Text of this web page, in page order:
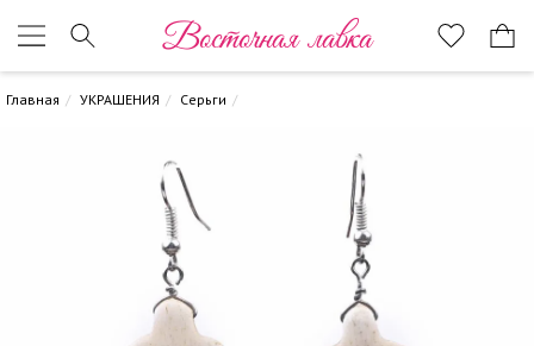
Восточная лавка
Главная УКРАШЕНИЯ Серьги